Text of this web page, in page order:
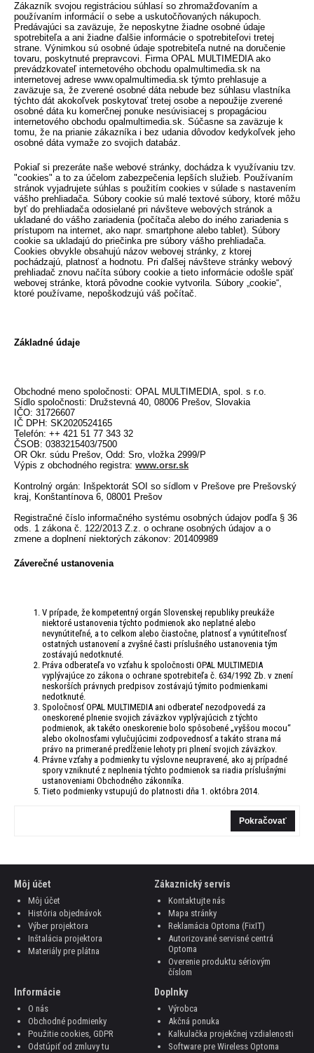
Zákazník svojou registráciou súhlasí so zhromažďovaním a
používaním informácií o sebe a uskutočňovaných nákupoch.
Predávajúci sa zaväzuje, že neposkytne žiadne osobné údaje
spotrebiteľa a ani žiadne ďalšie informácie o spotrebiteľovi tretej
strane. Výnimkou sú osobné údaje spotrebiteľa nutné na doručenie
tovaru, poskytnuté prepravcovi. Firma OPAL MULTIMEDIA ako
prevádzkovateľ internetového obchodu opalmultimedia.sk na
internetovej adrese www.opalmultimedia.sk týmto prehlasuje a
zaväzuje sa, že zverené osobné dáta nebude bez súhlasu vlastníka
týchto dát akokoľvek poskytovať tretej osobe a nepoužije zverené
osobné dáta ku komerčnej ponuke nesúvisiacej s propagáciou
internetového obchodu opalmultimedia.sk. Súčasne sa zaväzuje k
tomu, že na prianie zákazníka i bez udania dôvodov kedykoľvek jeho
osobné dáta vymaže zo svojich databáz.
Pokiaľ si prezeráte naše webové stránky, dochádza k využívaniu tzv.
"cookies" a to za účelom zabezpečenia lepších služieb. Používaním
stránok vyjadrujete súhlas s použitím cookies v súlade s nastavením
vášho prehliadača. Súbory cookie sú malé textové súbory, ktoré môžu
byť do prehliadača odosielané pri návšteve webových stránok a
ukladané do vášho zariadenia (počítača alebo do iného zariadenia s
prístupom na internet, ako napr. smartphone alebo tablet). Súbory
cookie sa ukladajú do priečinka pre súbory vášho prehliadača.
Cookies obvykle obsahujú názov webovej stránky, z ktorej
pochádzajú, platnosť a hodnotu. Pri ďalšej návšteve stránky webový
prehliadač znovu načíta súbory cookie a tieto informácie odošle späť
webovej stránke, ktorá pôvodne cookie vytvorila. Súbory „cookie“,
ktoré používame, nepoškodzujú váš počítač.
Základné údaje
Obchodné meno spoločnosti: OPAL MULTIMEDIA, spol. s r.o.
Sídlo spoločnosti: Družstevná 40, 08006 Prešov, Slovakia
IČO: 31726607
IČ DPH: SK2020524165
Telefón: ++ 421 51 77 343 32
ČSOB: 0383215403/7500
OR Okr. súdu Prešov, Odd: Sro, vložka 2999/P
Výpis z obchodného registra: www.orsr.sk
Kontrolný orgán: Inšpektorát SOI so sídlom v Prešove pre Prešovský
kraj, Konštantínova 6, 08001 Prešov
Registračné číslo informačného systému osobných údajov podľa § 36
ods. 1 zákona č. 122/2013 Z.z. o ochrane osobných údajov a o
zmene a doplnení niektorých zákonov: 201409989
Záverečné ustanovenia
V prípade, že kompetentný orgán Slovenskej republiky preukáže
niektoré ustanovenia týchto podmienok ako neplatné alebo
nevynútiteľné, a to celkom alebo čiastočne, platnosť a vynútiteľnosť
ostatných ustanovení a zvyšné časti príslušného ustanovenia tým
zostávajú nedotknuté.
Práva odberateľa vo vzťahu k spoločnosti OPAL MULTIMEDIA
vyplývajúce zo zákona o ochrane spotrebiteľa č. 634/1992 Zb. v znení
neskorších právnych predpisov zostávajú týmito podmienkami
nedotknuté.
Spoločnosť OPAL MULTIMEDIA ani odberateľ nezodpovedá za
oneskorené plnenie svojich záväzkov vyplývajúcich z týchto
podmienok, ak takéto oneskorenie bolo spôsobené „vyššou mocou“
alebo okolnosťami vylučujúcimi zodpovednosť a takáto strana má
právo na primerané predĺženie lehoty pri plnení svojich záväzkov.
Právne vzťahy a podmienky tu výslovne neupravené, ako aj prípadné
spory vzniknuté z neplnenia týchto podmienok sa riadia príslušnými
ustanoveniami Obchodného zákonníka.
Tieto podmienky vstupujú do platnosti dňa 1. októbra 2014.
Pokračovať
Môj účet
Môj účet
História objednávok
Výber projektora
Inštalácia projektora
Materiály pre plátna
Zákaznický servis
Kontaktujte nás
Mapa stránky
Reklamácia Optoma (FixIT)
Autorizované servisné centrá
Optoma
Overenie produktu sériovým
číslom
Informácie
O nás
Obchodné podmienky
Použitie cookies, GDPR
Odstúpiť od zmluvy tu
Doplnky
Výrobca
Akčná ponuka
Kalkulačka projekčnej vzdialenosti
Software pre Wireless Optoma